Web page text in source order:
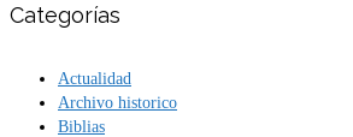
Categorías
Actualidad
Archivo historico
Biblias